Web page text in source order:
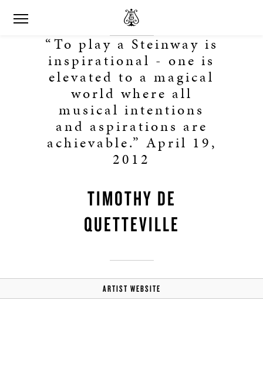
“To play a Steinway is
inspirational - one is
elevated to a magical
world where all
musical intentions
and aspirations are
achievable.” April 19,
2012
TIMOTHY DE
QUETTEVILLE
ARTIST WEBSITE